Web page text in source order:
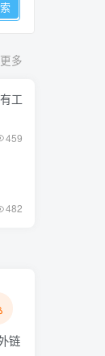
更多
工
459
482
链